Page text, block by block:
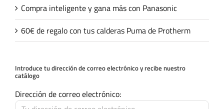
Compra inteligente y gana más con Panasonic
60€ de regalo con tus calderas Puma de Protherm
Introduce tu dirección de correo electrónico y recibe nuestro
catálogo
Dirección de correo electrónico: